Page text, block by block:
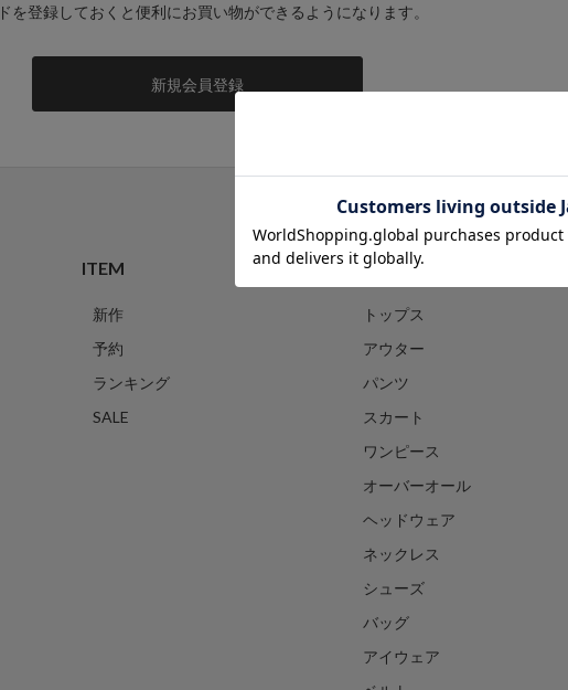
を登録しておくと便利にお買い物ができるようになります。
ITEM
新作
予約
ランキング
SALE
CATEGORY
トップス
アウター
パンツ
スカート
ワンピース
オーバーオール
ヘッドウェア
ネックレス
シューズ
バッグ
アイウェア